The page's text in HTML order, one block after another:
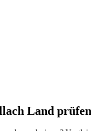
Land prüfen